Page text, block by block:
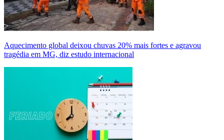
Aquecimento global deixou chuvas 20% mais fortes e agravou
tragédia em MG, diz estudo internacional